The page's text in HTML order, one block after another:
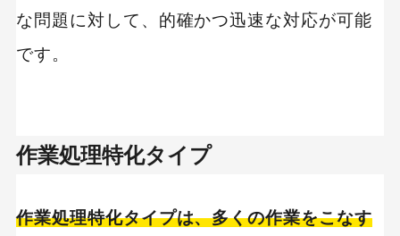
な問題に対して、的確かつ迅速な対応が可能
です。
作業処理特化タイプ
作業処理特化タイプは、多くの作業をこなす